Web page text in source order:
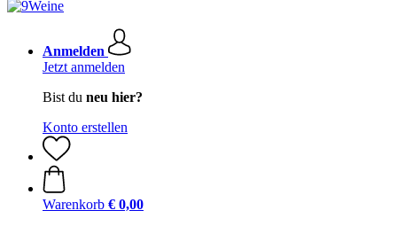
Anmelden
Jetzt anmelden
Bist du neu hier?
Konto erstellen
Warenkorb € 0,00